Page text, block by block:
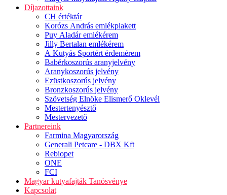
Díjazottaink
CH értéktár
Korózs András emlékplakett
Puy Aladár emlékérem
Jilly Bertalan emlékérem
A Kutyás Sportért érdemérem
Babérkoszorús aranyjelvény
Aranykoszorús jelvény
Ezüstkoszorús jelvény
Bronzkoszorús jelvény
Szövetség Elnöke Elismerő Oklevél
Mestertenyésztő
Mestervezető
Partnereink
Farmina Magyarország
Generali Petcare - DBX Kft
Rebiopet
ONE
FCI
Magyar kutyafajták Tanösvénye
Kapcsolat